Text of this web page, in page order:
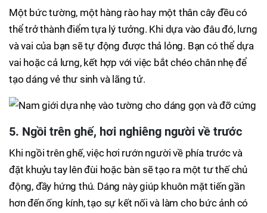
Một bức tường, một hàng rào hay một thân cây đều có
thể trở thành điểm tựa lý tưởng. Khi dựa vào đâu đó, lưng
và vai của bạn sẽ tự động được thả lỏng. Bạn có thể dựa
vai hoặc cả lưng, kết hợp với việc bắt chéo chân nhẹ để
tạo dáng vẻ thư sinh và lãng tử.
5. Ngồi trên ghế, hơi nghiêng người về trước
Khi ngồi trên ghế, việc hơi rướn người về phía trước và
đặt khuỷu tay lên đùi hoặc bàn sẽ tạo ra một tư thế chủ
động, đầy hứng thú. Dáng này giúp khuôn mặt tiến gần
hơn đến ống kính, tạo sự kết nối và làm cho bức ảnh có